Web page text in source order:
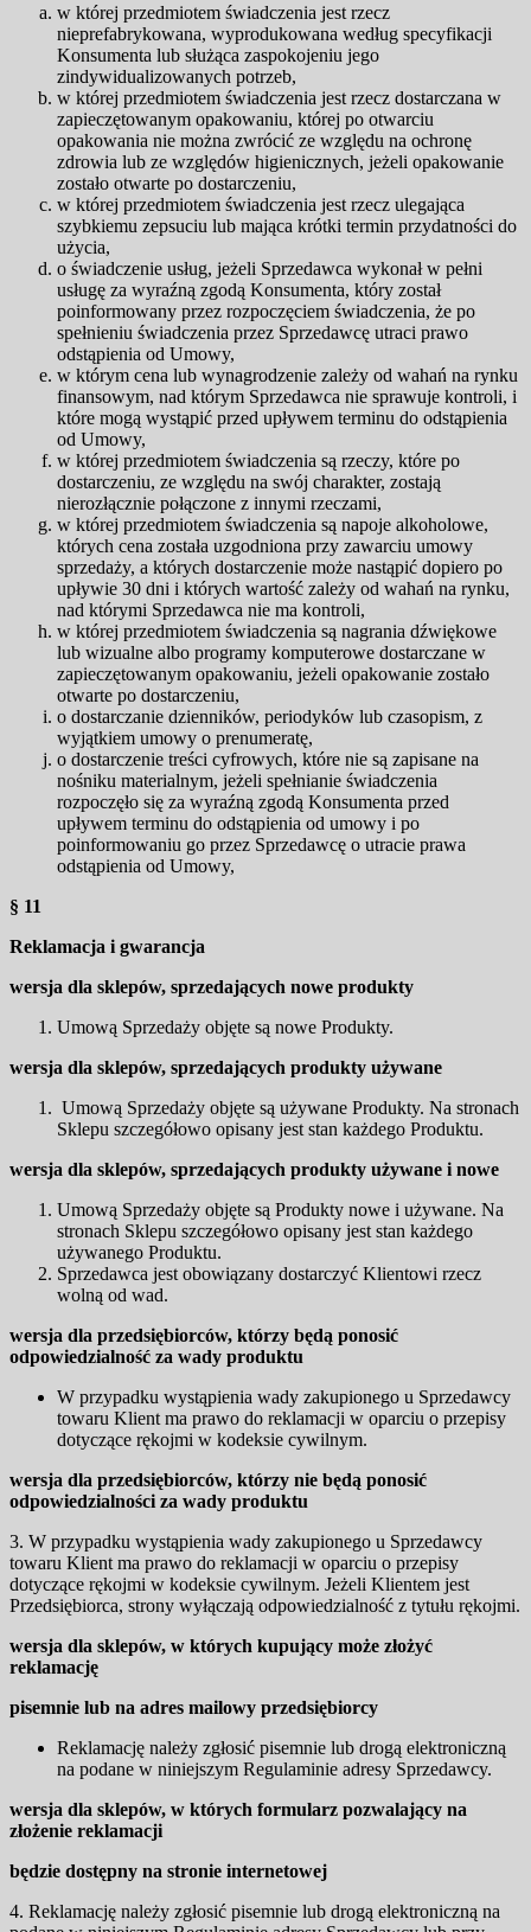
w której przedmiotem świadczenia jest rzecz
nieprefabrykowana, wyprodukowana według specyfikacji
Konsumenta lub służąca zaspokojeniu jego
zindywidualizowanych potrzeb,
w której przedmiotem świadczenia jest rzecz dostarczana w
zapieczętowanym opakowaniu, której po otwarciu
opakowania nie można zwrócić ze względu na ochronę
zdrowia lub ze względów higienicznych, jeżeli opakowanie
zostało otwarte po dostarczeniu,
w której przedmiotem świadczenia jest rzecz ulegająca
szybkiemu zepsuciu lub mająca krótki termin przydatności do
użycia,
o świadczenie usług, jeżeli Sprzedawca wykonał w pełni
usługę za wyraźną zgodą Konsumenta, który został
poinformowany przez rozpoczęciem świadczenia, że po
spełnieniu świadczenia przez Sprzedawcę utraci prawo
odstąpienia od Umowy,
w którym cena lub wynagrodzenie zależy od wahań na rynku
finansowym, nad którym Sprzedawca nie sprawuje kontroli, i
które mogą wystąpić przed upływem terminu do odstąpienia
od Umowy,
w której przedmiotem świadczenia są rzeczy, które po
dostarczeniu, ze względu na swój charakter, zostają
nierozłącznie połączone z innymi rzeczami,
w której przedmiotem świadczenia są napoje alkoholowe,
których cena została uzgodniona przy zawarciu umowy
sprzedaży, a których dostarczenie może nastąpić dopiero po
upływie 30 dni i których wartość zależy od wahań na rynku,
nad którymi Sprzedawca nie ma kontroli,
w której przedmiotem świadczenia są nagrania dźwiękowe
lub wizualne albo programy komputerowe dostarczane w
zapieczętowanym opakowaniu, jeżeli opakowanie zostało
otwarte po dostarczeniu,
o dostarczanie dzienników, periodyków lub czasopism, z
wyjątkiem umowy o prenumeratę,
o dostarczenie treści cyfrowych, które nie są zapisane na
nośniku materialnym, jeżeli spełnianie świadczenia
rozpoczęło się za wyraźną zgodą Konsumenta przed
upływem terminu do odstąpienia od umowy i po
poinformowaniu go przez Sprzedawcę o utracie prawa
odstąpienia od Umowy,
§ 11
Reklamacja i gwarancja
wersja dla sklepów, sprzedających nowe produkty
Umową Sprzedaży objęte są nowe Produkty.
wersja dla sklepów, sprzedających produkty używane
Umową Sprzedaży objęte są używane Produkty. Na stronach
Sklepu szczegółowo opisany jest stan każdego Produktu.
wersja dla sklepów, sprzedających produkty używane i nowe
Umową Sprzedaży objęte są Produkty nowe i używane. Na
stronach Sklepu szczegółowo opisany jest stan każdego
używanego Produktu.
Sprzedawca jest obowiązany dostarczyć Klientowi rzecz
wolną od wad.
wersja dla przedsiębiorców, którzy będą ponosić
odpowiedzialność za wady produktu
W przypadku wystąpienia wady zakupionego u Sprzedawcy
towaru Klient ma prawo do reklamacji w oparciu o przepisy
dotyczące rękojmi w kodeksie cywilnym.
wersja dla przedsiębiorców, którzy nie będą ponosić
odpowiedzialności za wady produktu
3. W przypadku wystąpienia wady zakupionego u Sprzedawcy
towaru Klient ma prawo do reklamacji w oparciu o przepisy
dotyczące rękojmi w kodeksie cywilnym. Jeżeli Klientem jest
Przedsiębiorca, strony wyłączają odpowiedzialność z tytułu rękojmi.
wersja dla sklepów, w których kupujący może złożyć
reklamację
pisemnie lub na adres mailowy przedsiębiorcy
Reklamację należy zgłosić pisemnie lub drogą elektroniczną
na podane w niniejszym Regulaminie adresy Sprzedawcy.
wersja dla sklepów, w których formularz pozwalający na
złożenie reklamacji
będzie dostępny na stronie internetowej
4. Reklamację należy zgłosić pisemnie lub drogą elektroniczną na